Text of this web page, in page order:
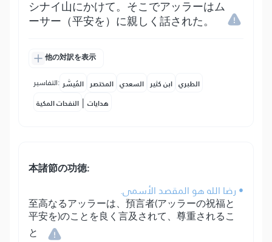
シナイ山にかけて。そこでアッラーはム
ーサー（平安を）に親しく話された。
他の対訳を表示
التفاسير: المُيسَّر المختصر السعدي ابن كثير الطبري
النفحات المكية | هدايات
本諸節の功徳:
• رضا الله هو المقصد الأسمى.
至高なるアッラーは、預言者(アッラーの祝福と
平安を)のことを良く言及されて、尊重されるこ
と